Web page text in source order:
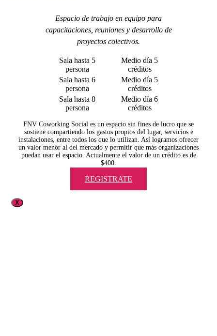
Espacio de trabajo en equipo para
capacitaciones, reuniones y desarrollo de
proyectos colectivos.
Sala hasta 5
persona
Medio día 5
créditos
Sala hasta 6
persona
Medio día 5
créditos
Sala hasta 8
persona
Medio día 6
créditos
FNV Coworking Social es un espacio sin fines de lucro que se
sostiene compartiendo los gastos propios del lugar, servicios e
instalaciones, entre todos los que lo utilizan. Así logramos ofrecer
un valor menor al del mercado y permitir que más organizaciones
puedan usar el espacio. Actualmente el valor de un crédito es de
$400.
REGISTRATE
X